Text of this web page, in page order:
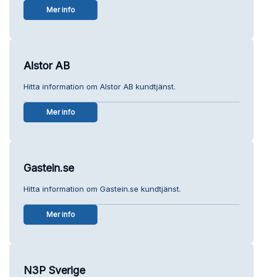
Mer info
Alstor AB
Hitta information om Alstor AB kundtjänst.
Mer info
Gastein.se
Hitta information om Gastein.se kundtjänst.
Mer info
N3P Sverige